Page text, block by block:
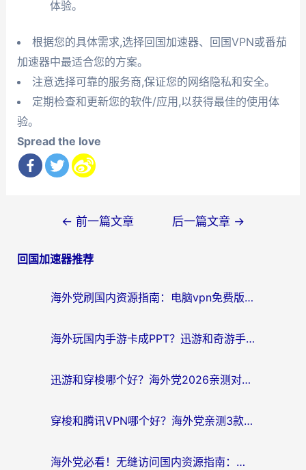
体验。
根据您的具体需求,选择回国加速器、回国VPN或番茄
加速器中最适合您的方案。
注意选择可靠的服务商,保证您的网络隐私和安全。
定期检查和更新您的软件/应用,以获得最佳的使用体
验。
Spread the love
导
← 前一篇文章 后一篇文章 →
回国加速器推荐
海外党刷国内资源指南：电脑vpn免费版真的能用吗？选对加速器才是关键
海外玩国内手游卡成PPT？迅游和奇游手游哪个好？附真实VPN评测及番茄加速器体验
迅游和穿梭哪个好？海外党2026亲测对比+免费vs付费选择指南，附番茄加速器实测体验
穿梭和腾讯VPN哪个好？海外党亲测3款热门回国加速器，附避坑指南
海外党必看！无缝访问国内资源指南：从vpn官网下载到加速器选择（附番茄实测）